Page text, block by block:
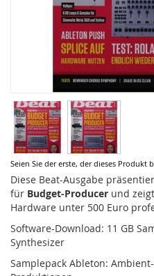
Seien Sie der erste, der dieses Produkt
Diese Beat-Ausgabe
für Budget-Producer und
Hardware unter 500 Euro
Software-Download: 11 GB
Synthesizer
Samplepack Ableton:
Zum
Anfang
der
Bildergalerie